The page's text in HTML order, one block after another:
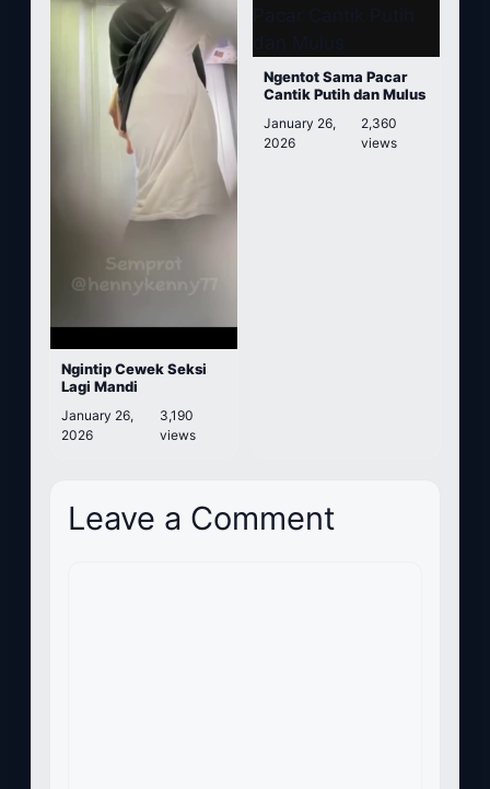
Ngintip Cewek Seksi
Lagi Mandi
January 26,
2026
3,190
views
Ngentot Sama Pacar
Cantik Putih dan Mulus
January 26,
2026
2,360
views
Leave a Comment